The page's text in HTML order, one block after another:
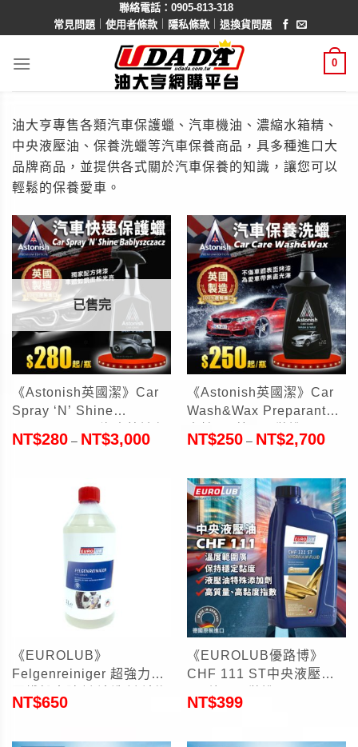
聯絡電話：0905-813-318
常見問題｜ 使用者條款｜ 隱私條款｜ 退換貨問題
0
油大亨專售各類汽車保護蠟、汽車機油、濃縮水箱精、
中央液壓油、保養洗蠟等汽車保養商品，具多種進口大
品牌商品，並提供各式關於汽車保養的知識，讓您可以
輕鬆的保養愛車。
已售完
《Astonish英國潔》Car
Spray ‘N’ Shine
Bablyszczacz汽車快速保
護蠟750ml(英國原裝進口)
NT$280– NT$3,000
《Astonish英國潔》Car
Wash&Wax Preparant洗
車精1L(英國原裝進口)
NT$250– NT$2,700
《EUROLUB》
Felgenreiniger 超強力輪
圈鐵粉去除劑/清洗劑/清潔
劑1L(德國原裝進口)
NT$650
《EUROLUB優路博》
CHF 111 ST中央液壓油
1L(德國原裝進口)
NT$399